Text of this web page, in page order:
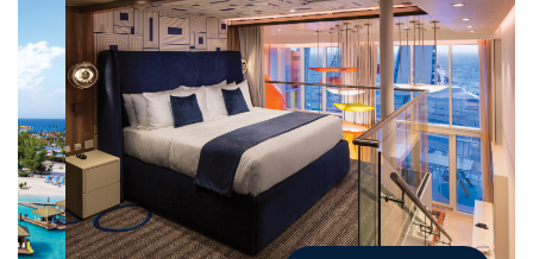
Kontakt
Vyhledat plavbu